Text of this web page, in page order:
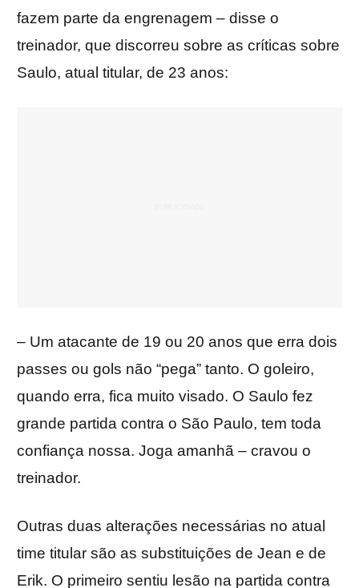
fazem parte da engrenagem – disse o
treinador, que discorreu sobre as críticas sobre
Saulo, atual titular, de 23 anos:
– Um atacante de 19 ou 20 anos que erra dois
passes ou gols não “pega” tanto. O goleiro,
quando erra, fica muito visado. O Saulo fez
grande partida contra o São Paulo, tem toda
confiança nossa. Joga amanhã – cravou o
treinador.
Outras duas alterações necessárias no atual
time titular são as substituições de Jean e de
Erik. O primeiro sentiu lesão na partida contra